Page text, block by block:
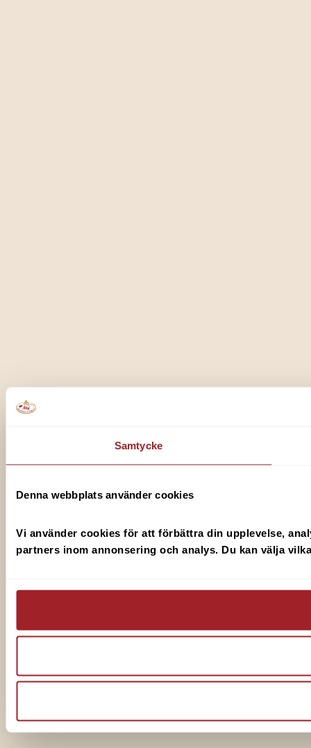
Samtycke
Denna webbplats använder cookies
Vi använder cookies för att förbättra din upplevelse,
partners inom annonsering och analys. Du kan välja